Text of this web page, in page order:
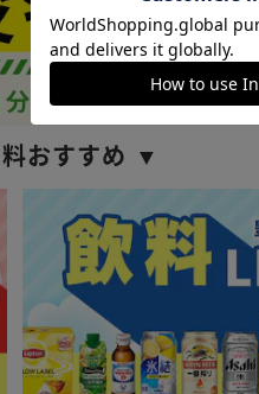
おすすめ ▼